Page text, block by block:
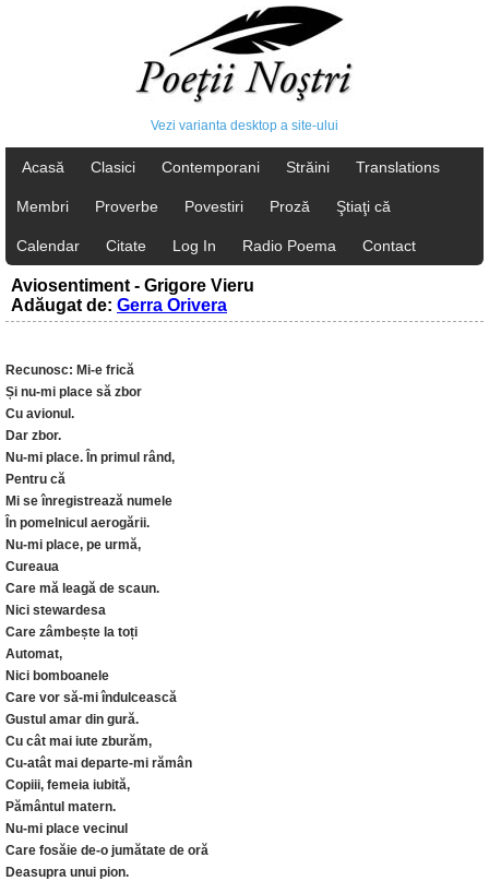
Vezi varianta desktop a site-ului
Acasă Clasici Contemporani Străini Translations
Membri Proverbe Povestiri Proză Ştiaţi că
Calendar Citate Log In Radio Poema Contact
Aviosentiment - Grigore Vieru
Adăugat de: Gerra Orivera
Recunosc: Mi-e frică
Și nu-mi place să zbor
Cu avionul.
Dar zbor.
Nu-mi place. În primul rând,
Pentru că
Mi se înregistrează numele
În pomelnicul aerogării.
Nu-mi place, pe urmă,
Cureaua
Care mă leagă de scaun.
Nici stewardesa
Care zâmbește la toți
Automat,
Nici bomboanele
Care vor să-mi îndulcească
Gustul amar din gură.
Cu cât mai iute zburăm,
Cu-atât mai departe-mi rămân
Copiii, femeia iubită,
Pământul matern.
Nu-mi place vecinul
Care fosăie de-o jumătate de oră
Deasupra unui pion.